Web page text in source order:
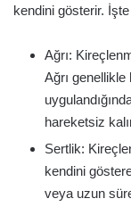
kendini gösterir.
Ağrı:
Ağrı
hareketsiz
Sertlik:
kendini
veya uzun